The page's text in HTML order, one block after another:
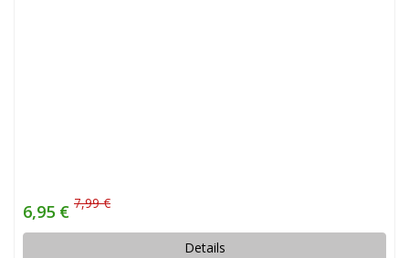
6,95 € 7,99 €
Details